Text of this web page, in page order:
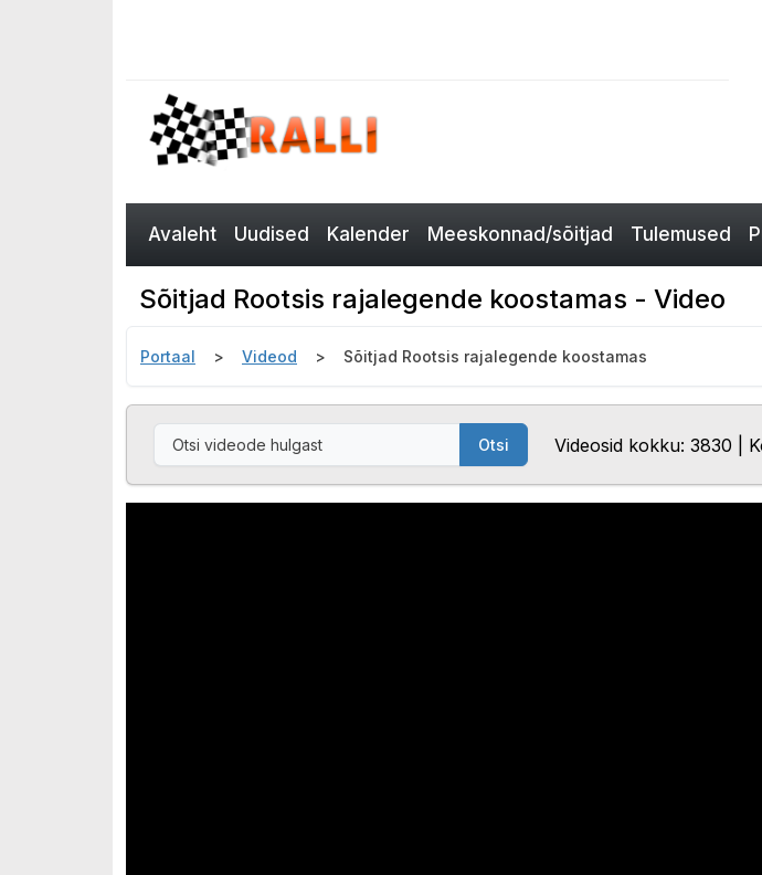
Avaleht Uudised Kalender Meeskonnad/sõitjad Tulemused
Sõitjad Rootsis rajalegende koostamas - Video
Portaal Videod Sõitjad Rootsis rajalegende koostamas
Otsi Videosid kokku: 3830 |